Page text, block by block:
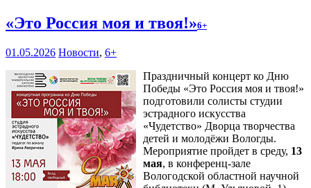
«Это Россия моя и твоя!»6+
01.05.2026 Новости, 6+
Праздничный концерт ко Дню
Победы «Это Россия моя и твоя!»
подготовили солисты студии
эстрадного искусства
«Чудетство» Дворца творчества
детей и молодёжи Вологды.
Мероприятие пройдет в среду, 13
мая, в конференц-зале
Вологодской областной научной